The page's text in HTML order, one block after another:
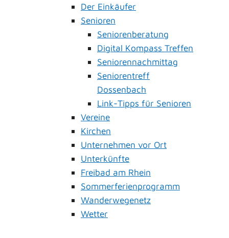
Der Einkäufer
Senioren
Seniorenberatung
Digital Kompass Treffen
Seniorennachmittag
Seniorentreff
Dossenbach
Link-Tipps für Senioren
Vereine
Kirchen
Unternehmen vor Ort
Unterkünfte
Freibad am Rhein
Sommerferienprogramm
Wanderwegenetz
Wetter